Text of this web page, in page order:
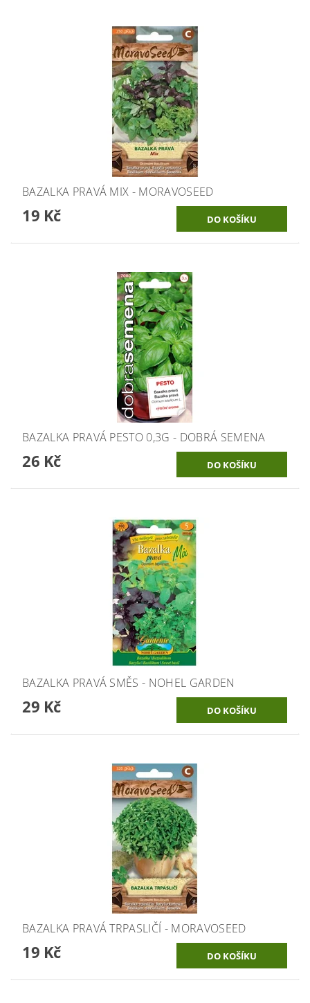
BAZALKA PRAVÁ MIX - MORAVOSEED
19 Kč
BAZALKA PRAVÁ PESTO 0,3G - DOBRÁ SEMENA
26 Kč
BAZALKA PRAVÁ SMĚS - NOHEL GARDEN
29 Kč
BAZALKA PRAVÁ TRPASLIČÍ - MORAVOSEED
19 Kč